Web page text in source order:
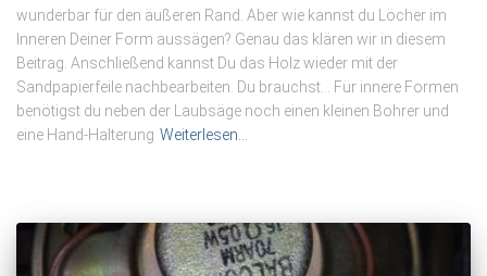
wunderbar für den äußeren Rand. Aber wie kannst du Löcher im
Inneren Deiner Form aussägen? Genau das klären wir in diesem
Beitrag. Anschließend kannst Du das Holz wieder mit der
Sandpapierfeile nachbearbeiten. Du brauchst… Für innere Formen
benötigst du neben der Laubsäge noch einen kleinen Bohrer und
eine Hand-Halterung Weiterlesen…